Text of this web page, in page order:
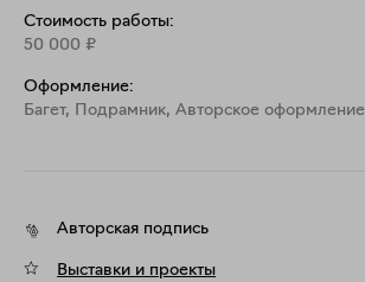
Стоимость работы:
50 000 ₽
Оформление:
Багет, Подрамник, Aвторское оформление
Авторская подпись
Выставки и проекты